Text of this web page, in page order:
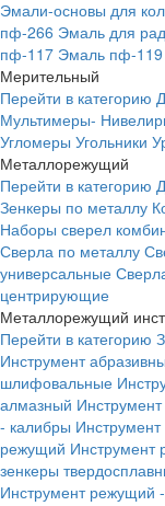
Эмали-основы для
пф-266 Эмаль для
пф-117 Эмаль пф-119
Мерительный
Перейти в категорию
Мультимеры-
Угломеры Угольники
Металлорежущий
Перейти в категорию
Зенкеры по металлу
Наборы сверел
Сверла по металлу
универсальные
центрирующие
Металлорежущий
Перейти в категорию
Инструмент
шлифовальные
алмазный
- калибры
режущий Инструмент
зенкеры
Инструмент режущий